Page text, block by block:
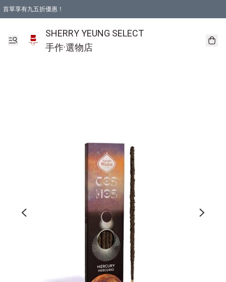
首單享有九五折優惠！
SHERRY YEUNG SELECT
手作·選物店